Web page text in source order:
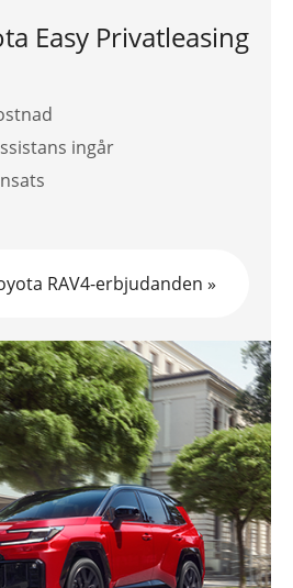
Easy Privatleasing
ingår
RAV4-erbjudanden »